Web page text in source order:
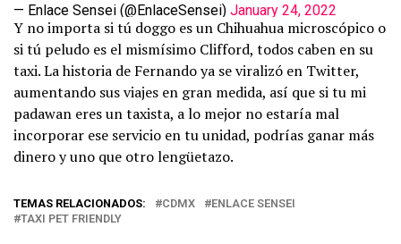
— Enlace Sensei (@EnlaceSensei) January 24, 2022
Y no importa si tú doggo es un Chihuahua microscópico o
si tú peludo es el mismísimo Clifford, todos caben en su
taxi. La historia de Fernando ya se viralizó en Twitter,
aumentando sus viajes en gran medida, así que si tu mi
padawan eres un taxista, a lo mejor no estaría mal
incorporar ese servicio en tu unidad, podrías ganar más
dinero y uno que otro lengüetazo.
TEMAS RELACIONADOS: CDMX
ENLACE SENSEI
TAXI PET FRIENDLY